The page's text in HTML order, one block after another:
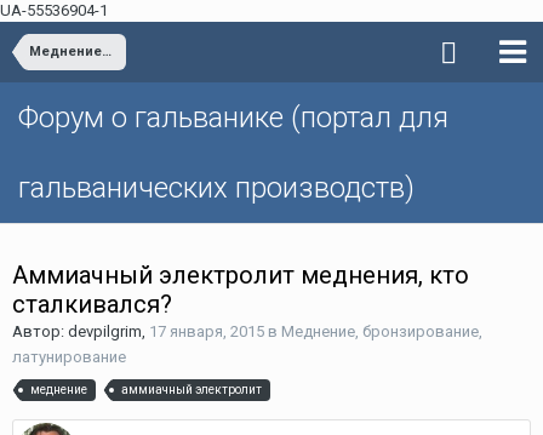
UA-55536904-1
Меднение, бронзирование, латунирование
Форум о гальванике (портал для
гальванических производств)
Аммиачный электролит меднения, кто
сталкивался?
Автор: devpilgrim, 17 января, 2015 в Меднение, бронзирование,
латунирование
меднение аммиачный электролит